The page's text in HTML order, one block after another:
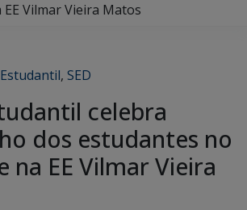
Vilmar Vieira Matos
, SED
celebra
dos estudantes no
na EE Vilmar Vieira